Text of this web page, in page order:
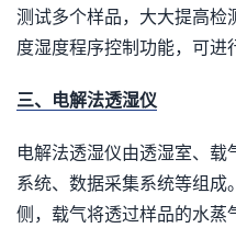
测试多个样品，大大提高检
度湿度程序控制功能，可进
三、电解法透湿仪
电解法透湿仪由透湿室、载
系统、数据采集系统等组成
侧，载气将透过样品的水蒸